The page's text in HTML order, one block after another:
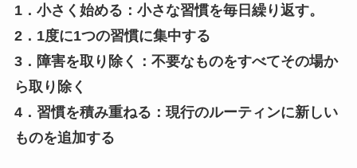
1．小さく始める：小さな習慣を毎日繰り返す。
2．1度に1つの習慣に集中する
3．障害を取り除く：不要なものをすべてその場か
ら取り除く
4．習慣を積み重ねる：現行のルーティンに新しい
ものを追加する